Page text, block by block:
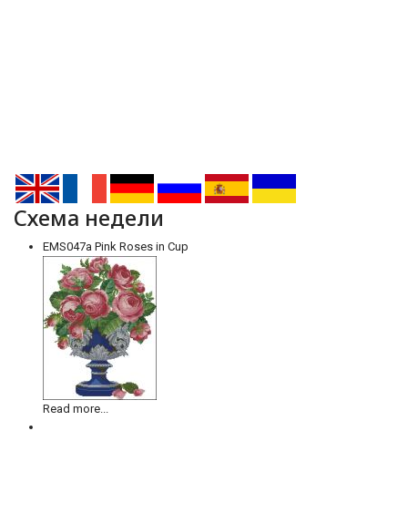
Схема недели
EMS047a Pink Roses in Cup
Read more...